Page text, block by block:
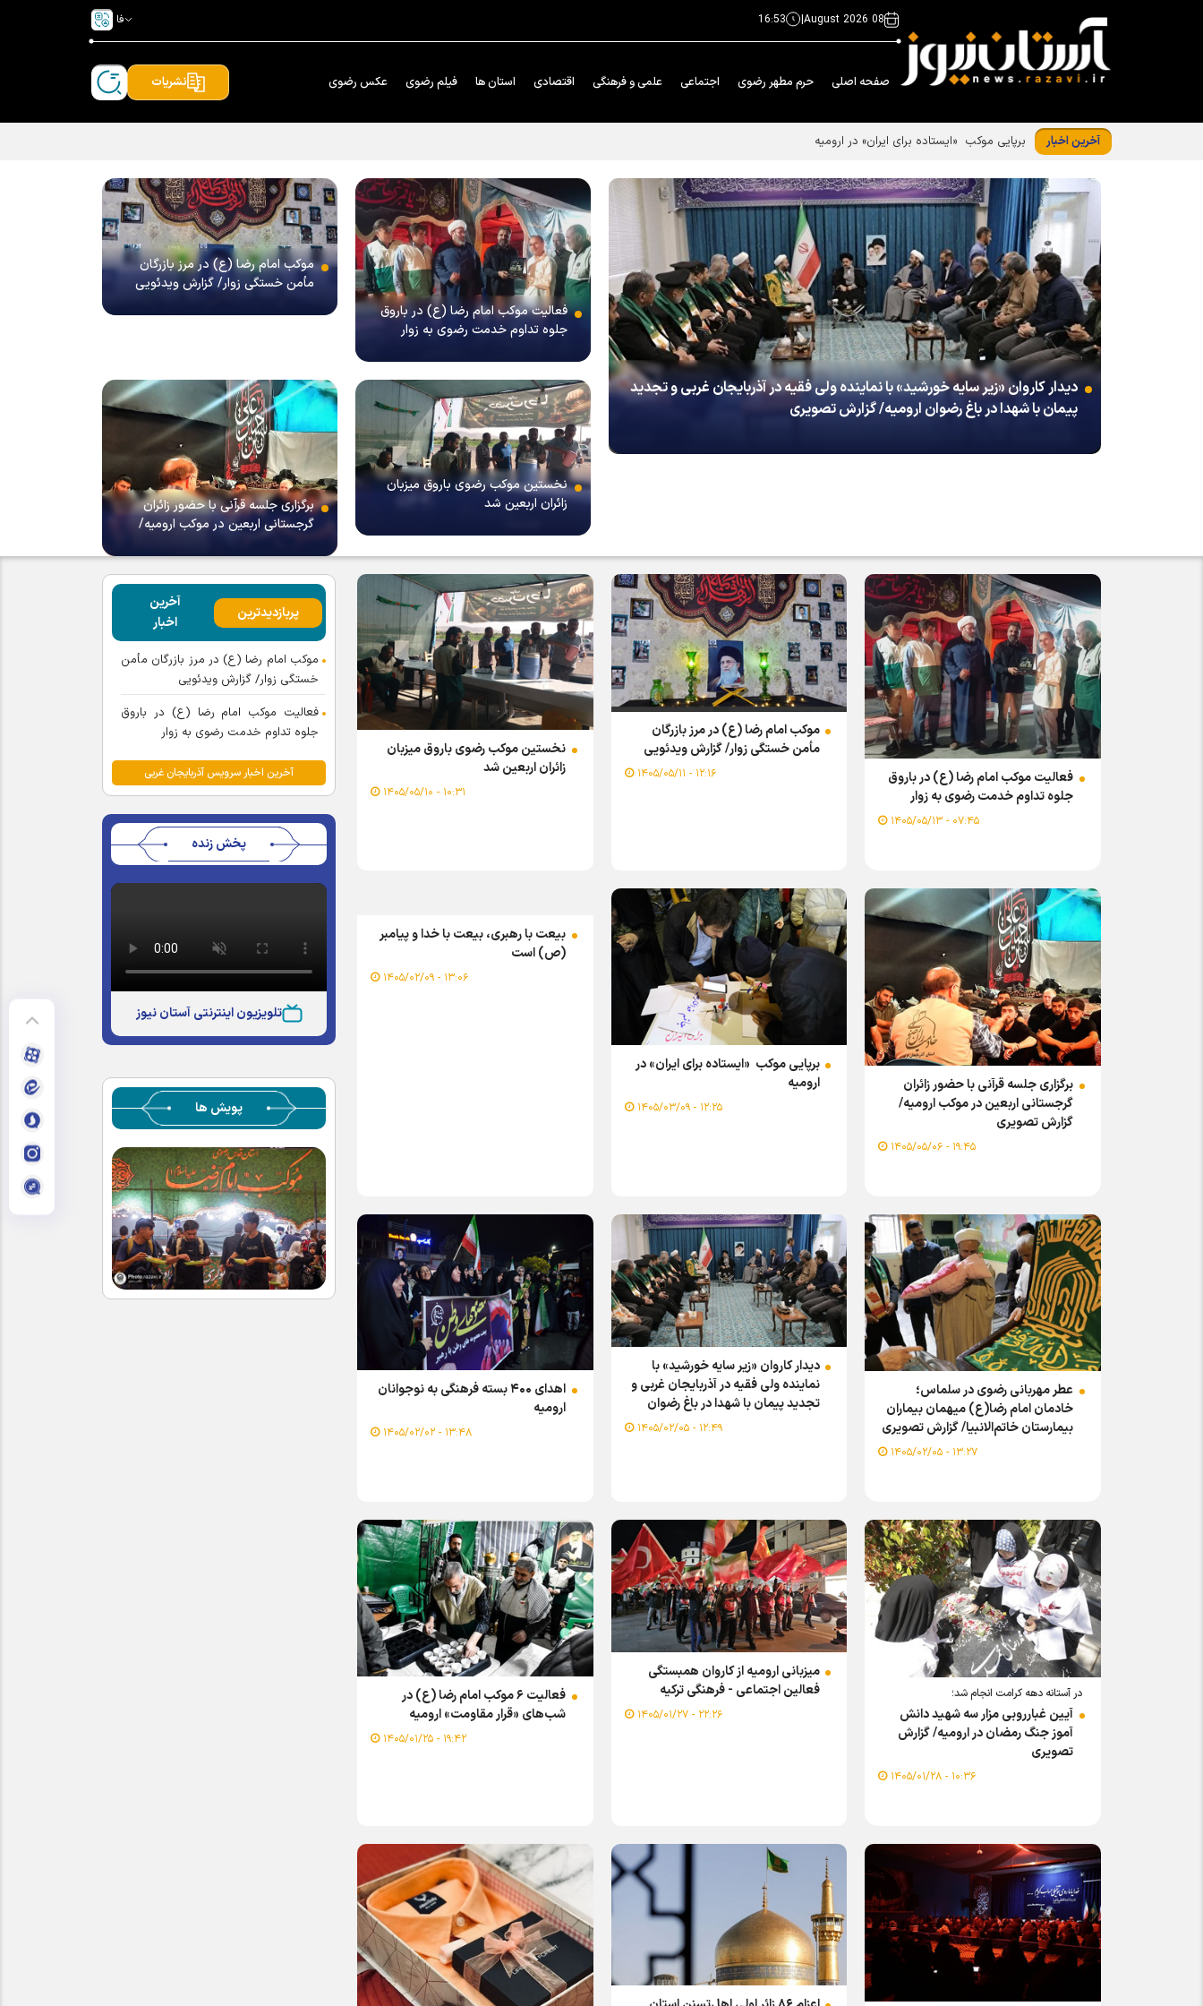
08 August 2026
|
16:53 فا
صفحه اصلی حرم مطهر رضوی اجتماعی علمی و فرهنگی اقتصادی استان ها فیلم رضوی عکس رضوی نشریات
آخرین اخبار
دیدار کاروان «زیر سایه خورشید» با نماینده ولی فقیه در آذربایجان غربی و تجدید
پیمان با شهدا در باغ رضوان ارومیه/ گزارش تصویری
فعالیت موکب امام رضا (ع) در باروق
جلوه تداوم خدمت رضوی به زوار
موکب امام رضا (ع) در مرز بازرگان
مأمن خستگی زوار/ گزارش ویدئویی
نخستین موکب رضوی باروق میزبان
زائران اربعین شد
برگزاری جلسه قرآنی با حضور زائران
گرجستانی اربعین در موکب ارومیه/
فعالیت موکب امام رضا (ع) در باروق
جلوه تداوم خدمت رضوی به زوار
۰۷:۴۵ - ۱۴۰۵/۰۵/۱۳
موکب امام رضا (ع) در مرز بازرگان
مأمن خستگی زوار/ گزارش ویدئویی
۱۲:۱۶ - ۱۴۰۵/۰۵/۱۱
نخستین موکب رضوی باروق میزبان
زائران اربعین شد
۱۰:۳۱ - ۱۴۰۵/۰۵/۱۰
برگزاری جلسه قرآنی با حضور زائران
گرجستانی اربعین در موکب ارومیه/
گزارش تصویری
۱۹:۴۵ - ۱۴۰۵/۰۵/۰۶
برپایی موکب «ایستاده برای ایران» در
ارومیه
۱۲:۲۵ - ۱۴۰۵/۰۳/۰۹
بیعت با رهبری، بیعت با خدا و پیامبر
(ص) است
۱۳:۰۶ - ۱۴۰۵/۰۲/۰۹
عطر مهربانی رضوی در سلماس؛
خادمان امام رضا(ع) میهمان بیماران
بیمارستان خاتم‌الانبیا/ گزارش تصویری
۱۳:۲۷ - ۱۴۰۵/۰۲/۰۵
دیدار کاروان «زیر سایه خورشید» با
نماینده ولی فقیه در آذربایجان غربی و
تجدید پیمان با شهدا در باغ رضوان
ارومیه/ گزارش تصویری
۱۲:۴۹ - ۱۴۰۵/۰۲/۰۵
اهدای ۴۰۰ بسته فرهنگی به نوجوانان
ارومیه
۱۳:۴۸ - ۱۴۰۵/۰۲/۰۲
در آستانه دهه کرامت انجام شد؛
آیین غبارروبی مزار سه شهید دانش
آموز جنگ رمضان در ارومیه/ گزارش
تصویری
۱۰:۳۶ - ۱۴۰۵/۰۱/۲۸
میزبانی ارومیه از کاروان همبستگی
فعالین اجتماعی - فرهنگی ترکیه
۲۲:۲۶ - ۱۴۰۵/۰۱/۲۷
فعالیت ۶ موکب امام رضا (ع) در
شب‌های «قرار مقاومت» ارومیه
۱۹:۴۲ - ۱۴۰۵/۰۱/۲۵
پربازدیدترین
آخرین
اخبار
موکب امام رضا (ع) در مرز بازرگان مأمن
خستگی زوار/ گزارش ویدئویی
فعالیت موکب امام رضا (ع) در باروق
جلوه تداوم خدمت رضوی به زوار
آخرین اخبار سرویس آذربایجان غربی
پخش زنده
تلویزیون اینترنتی آستان نیوز
پویش ها